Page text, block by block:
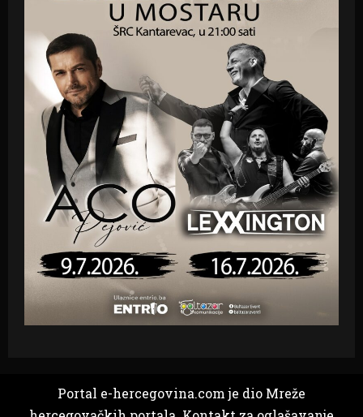
Portal e-hercegovina.com je dio Mreže